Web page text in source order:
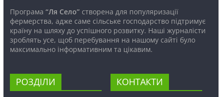
Програма “Ля Село”створена для популяризації
фермерства, адже саме сільське господарство підтримує
країну на шляху до успішного розвитку. Наші журналісти
зроблять усе, щоб перебування на нашому сайті було
максимально інформативним та цікавим.
РОЗДІЛИ КОНТАКТИ